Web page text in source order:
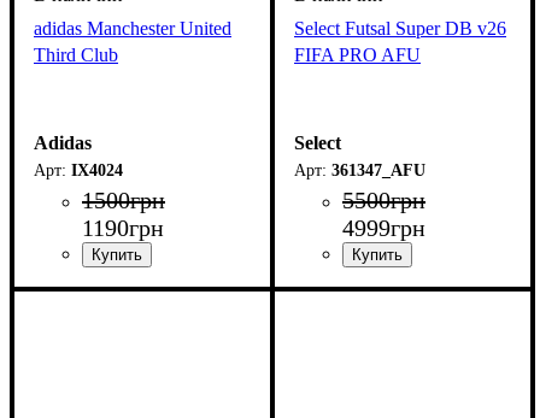
adidas Manchester United
Third Club
Adidas
IX4024
1500грн
1190грн
Select Futsal Super DB v26
FIFA PRO AFU
Select
361347_AFU
5500грн
4999грн